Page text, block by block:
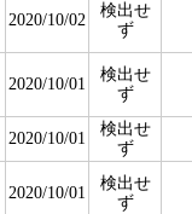
2020/10/02
検出せ
ず
2020/10/01
検出せ
ず
2020/10/01
検出せ
ず
2020/10/01
検出せ
ず